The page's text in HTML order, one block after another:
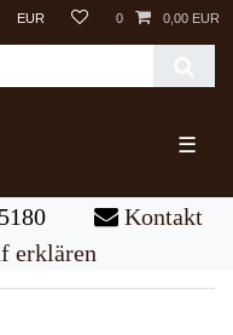
EUR 0 0,00 EUR
☰
Kontakt
erklären